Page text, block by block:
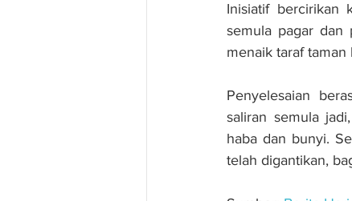
Inisiatif bercirikan
semula pagar dan
menaik taraf taman
Penyelesaian
saliran semula
haba dan bunyi.
telah digantikan,